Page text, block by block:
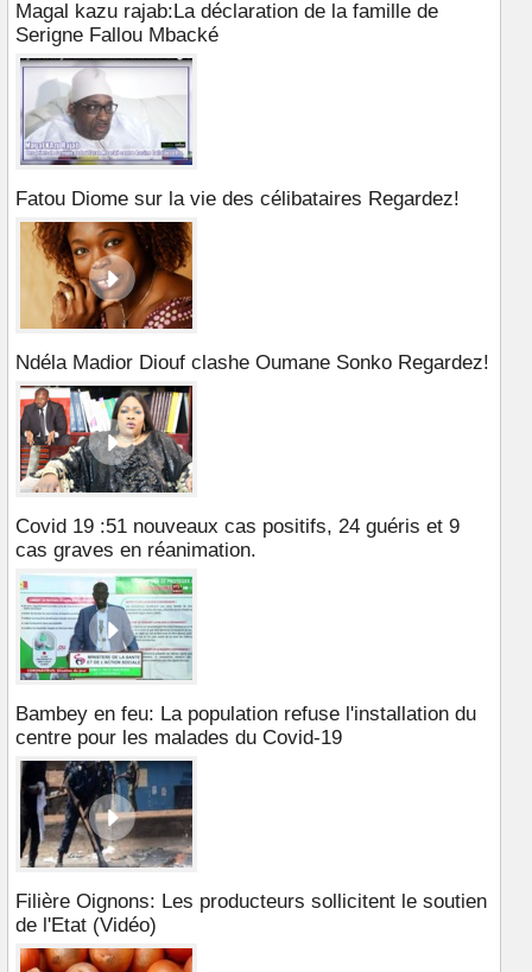
Magal kazu rajab:La déclaration de la famille de
Serigne Fallou Mbacké
Fatou Diome sur la vie des célibataires Regardez!
Ndéla Madior Diouf clashe Oumane Sonko Regardez!
Covid 19 :51 nouveaux cas positifs, 24 guéris et 9
cas graves en réanimation.
Bambey en feu: La population refuse l'installation du
centre pour les malades du Covid-19
Filière Oignons: Les producteurs sollicitent le soutien
de l'Etat (Vidéo)